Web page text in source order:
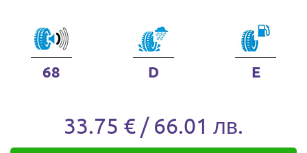
68 D E
33.75 € / 66.01 лв.